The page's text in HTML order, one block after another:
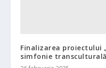
Finalizarea proiectului
simfonie transculturală